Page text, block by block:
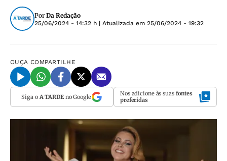
Por Da Redação
25/06/2024 - 14:32 h | Atualizada em 25/06/2024 - 19:32
OUÇA COMPARTILHE
Siga o A TARDEno Google Nos adicione às suas fontes
preferidas